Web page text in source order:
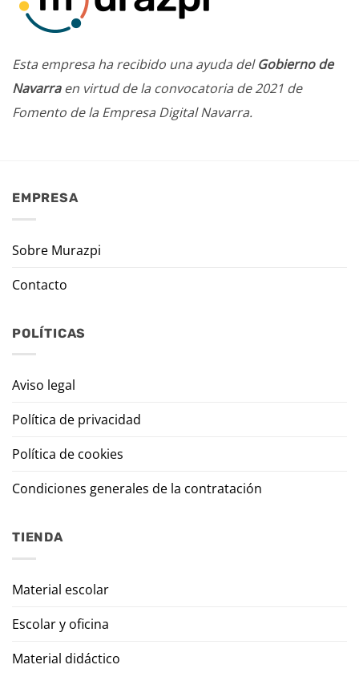
Esta empresa ha recibido una ayuda delGobierno de
Navarraen virtud de la convocatoria de 2021 de
Fomento de la Empresa Digital Navarra.
EMPRESA
Sobre Murazpi
Contacto
POLÍTICAS
Aviso legal
Política de privacidad
Política de cookies
Condiciones generales de la contratación
TIENDA
Material escolar
Escolar y oficina
Material didáctico